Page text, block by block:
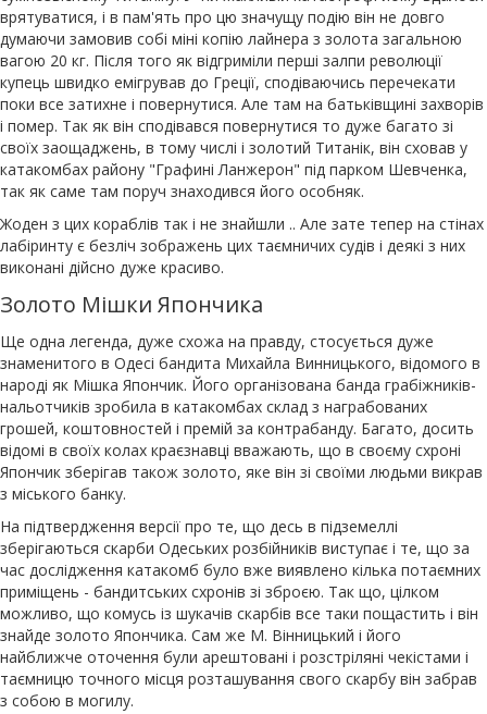
врятуватися, і в пам'ять про цю значущу подію він не довго
думаючи замовив собі міні копію лайнера з золота загальною
вагою 20 кг. Після того як відгриміли перші залпи революції
купець швидко емігрував до Греції, сподіваючись перечекати
поки все затихне і повернутися. Але там на батьківщині захворів
і помер. Так як він сподівався повернутися то дуже багато зі
своїх заощаджень, в тому числі і золотий Титанік, він сховав у
катакомбах району "Графині Ланжерон" під парком Шевченка,
так як саме там поруч знаходився його особняк.
Жоден з цих кораблів так і не знайшли .. Але зате тепер на стінах
лабіринту є безліч зображень цих таємничих судів і деякі з них
виконані дійсно дуже красиво.
Золото Мішки Япончика
Ще одна легенда, дуже схожа на правду, стосується дуже
знаменитого в Одесі бандита Михайла Винницького, відомого в
народі як Мішка Япончик. Його організована банда грабіжників-
нальотчиків зробила в катакомбах склад з награбованих
грошей, коштовностей і премій за контрабанду. Багато, досить
відомі в своїх колах краєзнавці вважають, що в своєму схроні
Япончик зберігав також золото, яке він зі своїми людьми викрав
з міського банку.
На підтвердження версії про те, що десь в підземеллі
зберігаються скарби Одеських розбійників виступає і те, що за
час дослідження катакомб було вже виявлено кілька потаємних
приміщень - бандитських схронів зі зброєю. Так що, цілком
можливо, що комусь із шукачів скарбів все таки пощастить і він
знайде золото Япончика. Сам же М. Вінницький і його
найближче оточення були арештовані і розстріляні чекістами і
таємницю точного місця розташування свого скарбу він забрав
з собою в могилу.